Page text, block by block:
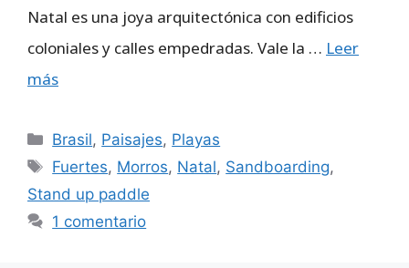
Natal es una joya arquitectónica con edificios
coloniales y calles empedradas. Vale la … Leer
más
Categorías
Brasil, Paisajes, Playas
Etiquetas
Fuertes, Morros, Natal, Sandboarding,
Stand up paddle
1 comentario